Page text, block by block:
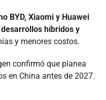
BYD, Xiaomi y Huawei
híbridos y
y menores costos.
confirmó que planea
en China antes de 2027.